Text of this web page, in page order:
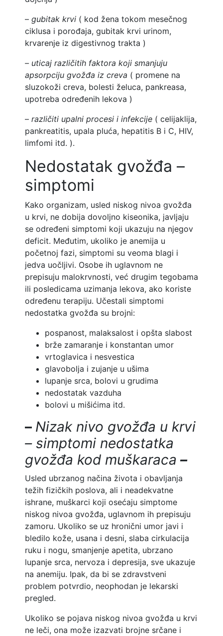
– gubitak krvi ( kod žena tokom mesečnog
ciklusa i porođaja, gubitak krvi urinom,
krvarenje iz digestivnog trakta )
– uticaj različitih faktora koji smanjuju
apsorpciju gvožđa iz creva ( promene na
sluzokoži creva, bolesti želuca, pankreasa,
upotreba određenih lekova )
– različiti upalni procesi i infekcije ( celijaklija,
pankreatitis, upala pluća, hepatitis B i C, HIV,
limfomi itd. ).
Nedostatak gvožđa –
simptomi
Kako organizam, usled niskog nivoa gvožđa
u krvi, ne dobija dovoljno kiseonika, javljaju
se određeni simptomi koji ukazuju na njegov
deficit. Međutim, ukoliko je anemija u
početnoj fazi, simptomi su veoma blagi i
jedva uočljivi. Osobe ih uglavnom ne
prepisuju malokrvnosti, već drugim tegobama
ili posledicama uzimanja lekova, ako koriste
određenu terapiju. Učestali simptomi
nedostatka gvožđa su brojni:
pospanost, malaksalost i opšta slabost
brže zamaranje i konstantan umor
vrtoglavica i nesvestica
glavobolja i zujanje u ušima
lupanje srca, bolovi u grudima
nedostatak vazduha
bolovi u mišićima itd.
– Nizak nivo gvožđa u krvi
– simptomi nedostatka
gvožđa kod muškaraca –
Usled ubrzanog načina života i obavljanja
težih fizičkih poslova, ali i neadekvatne
ishrane, muškarci koji osećaju simptome
niskog nivoa gvožđa, uglavnom ih prepisuju
zamoru. Ukoliko se uz hronični umor javi i
bledilo kože, usana i desni, slaba cirkulacija
ruku i nogu, smanjenje apetita, ubrzano
lupanje srca, nervoza i depresija, sve ukazuje
na anemiju. Ipak, da bi se zdravstveni
problem potvrdio, neophodan je lekarski
pregled.
Ukoliko se pojava niskog nivoa gvožđa u krvi
ne leči, ona može izazvati brojne srčane i